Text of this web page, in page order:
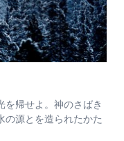
を帰せよ。神のさばき
の源とを造られたかた